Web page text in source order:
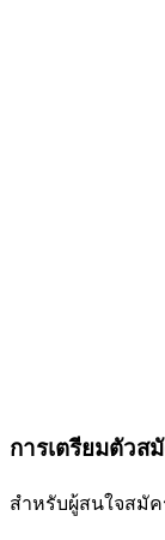
การเตรียมตัวส
สำหรับผู้สนใจสมัค